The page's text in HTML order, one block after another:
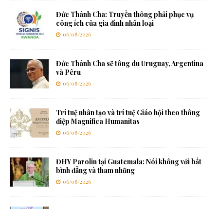
Đức Thánh Cha: Truyền thông phải phục vụ
công ích của gia đình nhân loại
06/08/2026
Đức Thánh Cha sẽ tông du Uruguay, Argentina
và Pêru
06/08/2026
Trí tuệ nhân tạo và trí tuệ Giáo hội theo thông
điệp Magnifica Humanitas
06/08/2026
ĐHY Parolin tại Guatemala: Nói không với bất
bình đẳng và tham nhũng
06/08/2026